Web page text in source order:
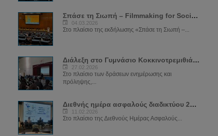
Σπάσε τη Σιωπή – Filmmaking for Social Change
04.03.2026
Στο πλαίσιο της εκδήλωσης «Σπάσε τη Σιωπή –...
Διάλεξη στο Γυμνάσιο Κοκκινοτρεμιθιάς για το Sexting
27.02.2026
Στο πλαίσιο των δράσεων ενημέρωσης και
πρόληψης,...
Διεθνής ημέρα ασφαλούς διαδικτύου 2026
11.02.2026
Στο πλαίσιο της Διεθνούς Ημέρας Ασφαλούς...